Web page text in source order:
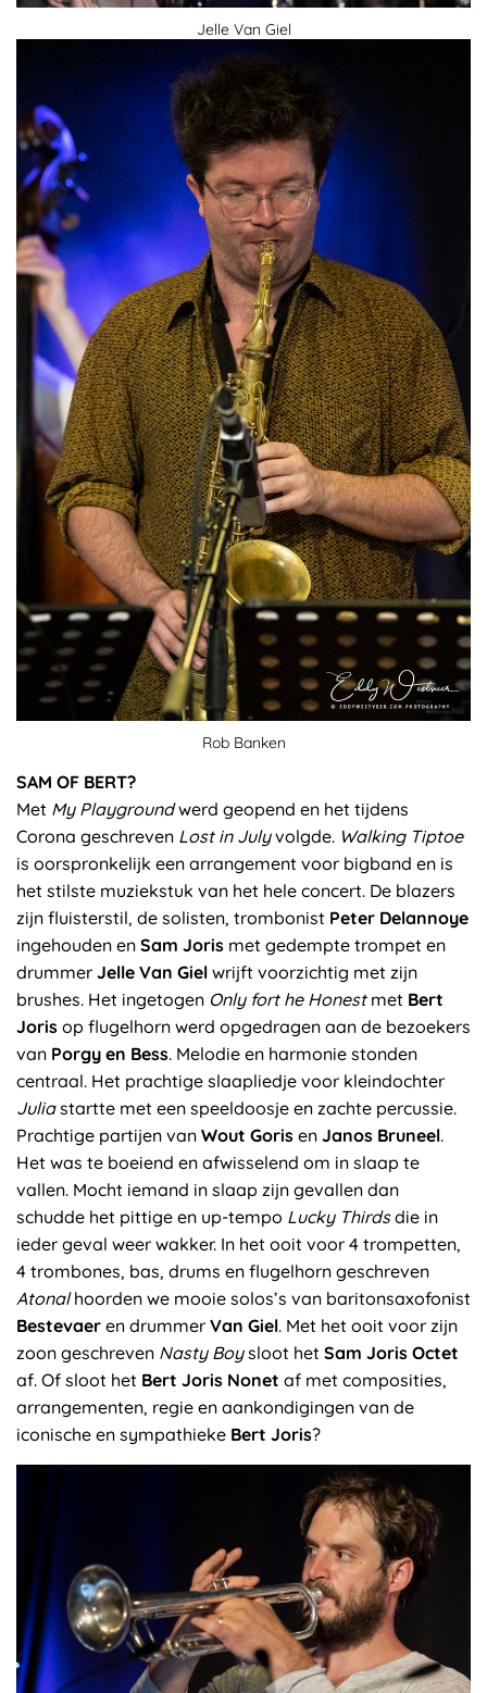
Jelle Van Giel
Rob Banken
SAM OF BERT?
Met My Playgroundwerd geopend en het tijdens
Corona geschreven Lost in Julyvolgde. Walking Tiptoe
is oorspronkelijk een arrangement voor bigband en is
het stilste muziekstuk van het hele concert. De blazers
zijn fluisterstil, de solisten, trombonist Peter Delannoye
ingehouden en Sam Joris met gedempte trompet en
drummer Jelle Van Giel wrijft voorzichtig met zijn
brushes. Het ingetogen Only fort he Honestmet Bert
Joris op flugelhorn werd opgedragen aan de bezoekers
van Porgy en Bess. Melodie en harmonie stonden
centraal. Het prachtige slaapliedje voor kleindochter
Juliastartte met een speeldoosje en zachte percussie.
Prachtige partijen van Wout Goris en Janos Bruneel.
Het was te boeiend en afwisselend om in slaap te
vallen. Mocht iemand in slaap zijn gevallen dan
schudde het pittige en up-tempo Lucky Thirdsdie in
ieder geval weer wakker. In het ooit voor 4 trompetten,
4 trombones, bas, drums en flugelhorn geschreven
Atonalhoorden we mooie solos’s van baritonsaxofonist
Bestevaer en drummer Van Giel. Met het ooit voor zijn
zoon geschreven Nasty Boysloot het Sam Joris Octet
af. Of sloot het Bert Joris Nonet af met composities,
arrangementen, regie en aankondigingen van de
iconische en sympathieke Bert Joris?